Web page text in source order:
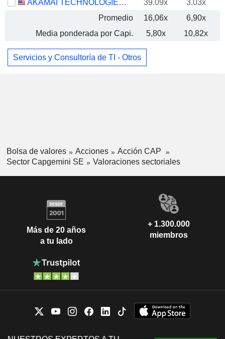
AKAMAI TECHNOLOGIES, INC.
39.09x
3.03x
Promedio
16,06x
6,90x
Media ponderada por Capi.
5,80x 10,82x
Servicios y Consultoría de TI - Otros
Bolsa de valores Acciones
Acción CAP
Sector Capgemini SE
Valoraciones sectoriales
Más de 20 años
a tu lado
+ 1.300.000
miembros